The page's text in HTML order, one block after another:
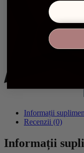
Informații
Recenzii (0)
Informații